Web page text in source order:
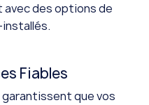
avec des options de
Fiables
que vos